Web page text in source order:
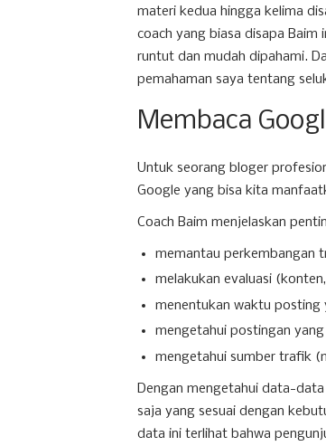
materi kedua hingga kelima
coach yang biasa disapa Baim
runtut dan mudah dipahami.
pemahaman saya tentang
Membaca
Untuk seorang bloger
Google yang bisa kita
Coach Baim menjelaskan
memantau perkembangan
melakukan evaluasi (konten,
menentukan waktu posting
mengetahui postingan
mengetahui sumber trafik
Dengan mengetahui data-
saja yang sesuai dengan
data ini terlihat bahwa